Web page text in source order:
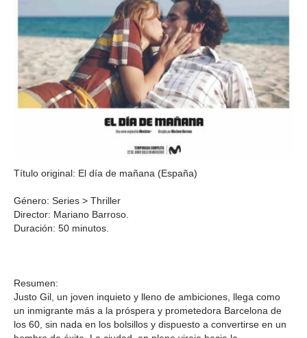
Título original: El día de mañana (España)
Género: Series > Thriller
Director: Mariano Barroso.
Duración: 50 minutos.
Resumen:
Justo Gil, un joven inquieto y lleno de ambiciones, llega como
un inmigrante más a la próspera y prometedora Barcelona de
los 60, sin nada en los bolsillos y dispuesto a convertirse en un